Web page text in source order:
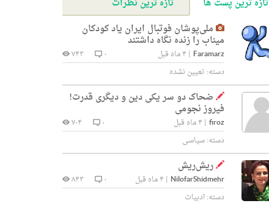
تازه ترین پست ها
تازه ترین نظرات
ملی‌پوشان فوتبال ایران یاد کودکان
میناب را زنده نگاه داشتند
Faramarz
| ۴ ماه قبل ۰
۷۴۳
دسته: تعیین نشده
ضحاک دو سر یکی دین و دیگری قدرت!
فیروز نجومی
firoz
| ۴ ماه قبل ۰
۷۰۴
دسته:سیاسی
ریش‌ریش
NilofarShidmehr
| ۴ ماه قبل ۰
۸۴۳
دسته:ادبیات